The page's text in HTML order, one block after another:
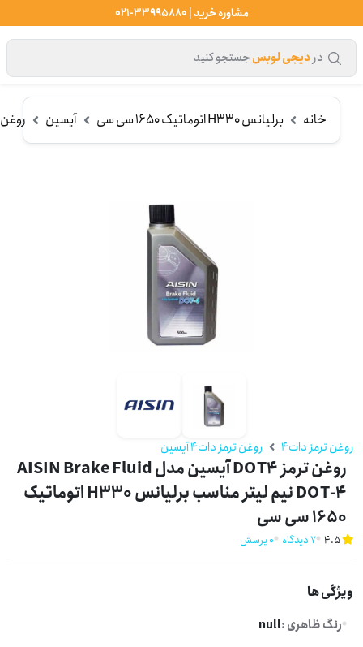
مشاوره خرید | 33995880-021
دردیجی لوبسجستجو کنید
خانه برلیانس H330 اتوماتیک 1650 سی سی آیسین
روغن ترمز دات4 روغن ترمز دات4 آیسین
روغن ترمز DOT4 آیسین مدل AISIN Brake Fluid
DOT-4 نیم لیتر مناسب برلیانس H330 اتوماتیک
1650 سی سی
4.5 7 دیدگاه 0 پرسش
ویژگی ها
رنگ ظاهری :null